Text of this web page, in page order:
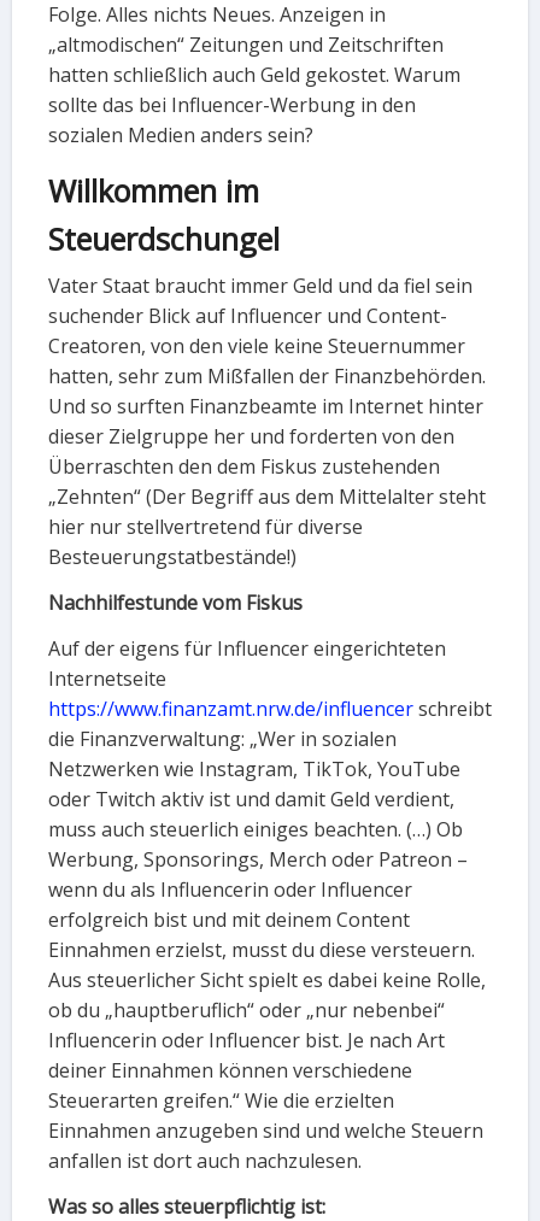
Folge. Alles nichts Neues. Anzeigen in
„altmodischen“ Zeitungen und Zeitschriften
hatten schließlich auch Geld gekostet. Warum
sollte das bei Influencer-Werbung in den
sozialen Medien anders sein?
Willkommen im
Steuerdschungel
Vater Staat braucht immer Geld und da fiel sein
suchender Blick auf Influencer und Content-
Creatoren, von den viele keine Steuernummer
hatten, sehr zum Mißfallen der Finanzbehörden.
Und so surften Finanzbeamte im Internet hinter
dieser Zielgruppe her und forderten von den
Überraschten den dem Fiskus zustehenden
„Zehnten“ (Der Begriff aus dem Mittelalter steht
hier nur stellvertretend für diverse
Besteuerungstatbestände!)
Nachhilfestunde vom Fiskus
Auf der eigens für Influencer eingerichteten
Internetseite
https://www.finanzamt.nrw.de/influencerschreibt
die Finanzverwaltung: „Wer in sozialen
Netzwerken wie Instagram, TikTok, YouTube
oder Twitch aktiv ist und damit Geld verdient,
muss auch steuerlich einiges beachten. (…) Ob
Werbung, Sponsorings, Merch oder Patreon –
wenn du als Influencerin oder Influencer
erfolgreich bist und mit deinem Content
Einnahmen erzielst, musst du diese versteuern.
Aus steuerlicher Sicht spielt es dabei keine Rolle,
ob du „hauptberuflich“ oder „nur nebenbei“
Influencerin oder Influencer bist. Je nach Art
deiner Einnahmen können verschiedene
Steuerarten greifen.“ Wie die erzielten
Einnahmen anzugeben sind und welche Steuern
anfallen ist dort auch nachzulesen.
Was so alles steuerpflichtig ist: